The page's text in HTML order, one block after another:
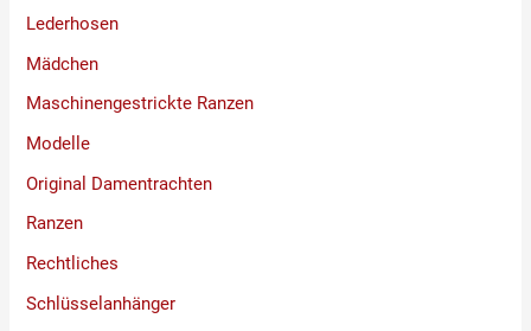
Lederhosen
Mädchen
Maschinengestrickte Ranzen
Modelle
Original Damentrachten
Ranzen
Rechtliches
Schlüsselanhänger